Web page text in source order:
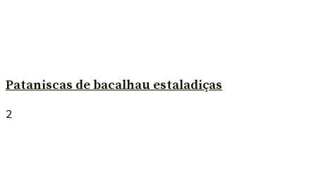
Pataniscas de bacalhau estaladiças
2